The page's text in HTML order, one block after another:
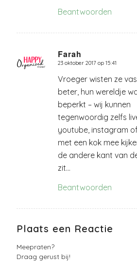
Beantwoorden
Farah
zegt:
23 oktober 2017 op 15:41
Vroeger wisten ze
beter, hun wereldje
beperkt – wij kunnen
tegenwoordig zelfs
youtube, instagram
met een kok mee
de andere kant van
zit…
Beantwoorden
Plaats een Reactie
Meepraten?
Draag gerust bij!